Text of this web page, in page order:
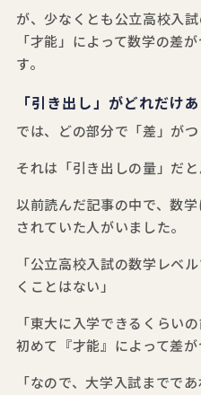
が、少なくとも公立高校入
「才能」によって数学の差
す。
「引き出し」がどれだけ
では、どの部分で「差」がつ
それは「引き出しの量」だと
以前読んだ記事の中で、数
されていた人がいました。
「公立高校入試の数学レベ
くことはない」
「東大に入学できるくらい
初めて『才能』によって差
「なので、大学入試までで